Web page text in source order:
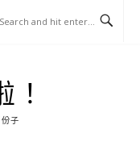
！
子